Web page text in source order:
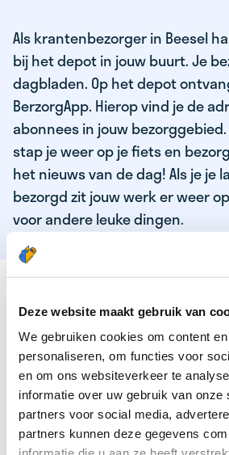
Deze website maakt gebruik van
We gebruiken cookies om content
personaliseren, om functies voor
en om ons websiteverkeer te
informatie over uw gebruik van onze
partners voor social media,
partners kunnen deze gegevens
Als krantenbezorger in Beesel
bij het depot in jouw buurt. Je
dagbladen. Op het depot
BerzorgApp. Hierop vind je de
abonnees in jouw
stap je weer op je fiets en
het nieuws van de dag! Als je je
bezorgd zit jouw werk er weer
voor andere leuke dingen.
DEZE KWALITEITEN HEEFT
KRANTENBEZORGER
Je bent verantwoordelijk en
Je houdt van lekker bewegen in
Je houdt vooral van fijn werk dat
Je wordt blij van het bezorgen